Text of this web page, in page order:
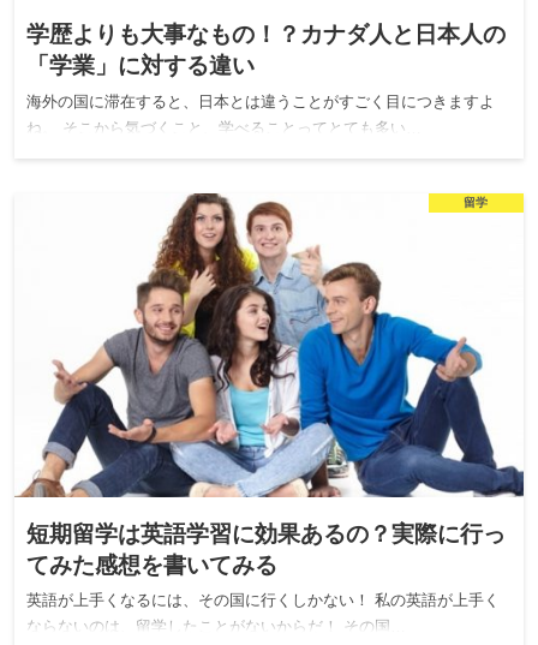
学歴よりも大事なもの！？カナダ人と日本人の
「学業」に対する違い
海外の国に滞在すると、日本とは違うことがすごく目につきますよ
ね。 そこから気づくこと、学べることってとても多い…
留学
短期留学は英語学習に効果あるの？実際に行っ
てみた感想を書いてみる
英語が上手くなるには、その国に行くしかない！ 私の英語が上手く
ならないのは、留学したことがないからだ！ その国…